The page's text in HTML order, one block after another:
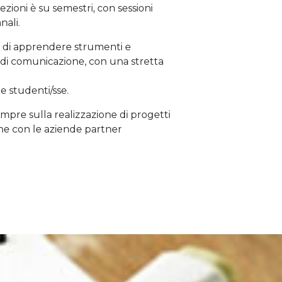
è su semestri, con sessioni
apprendere strumenti e
comunicazione, con una stretta
studenti/sse.
sulla realizzazione di progetti
con le aziende partner